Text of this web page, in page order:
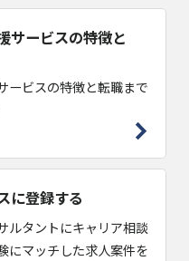
サービスの特徴と
ービスの特徴と転職まで
に登録する
ルタントにキャリア相談
にマッチした求人案件を